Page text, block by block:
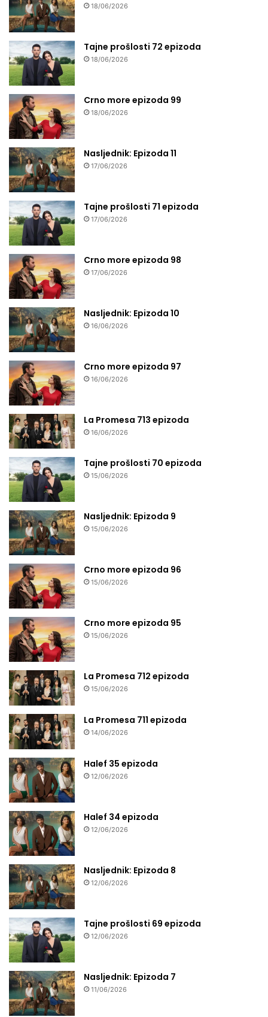
18/06/2026
Tajne prošlosti 72 epizoda
18/06/2026
Crno more epizoda 99
18/06/2026
Nasljednik: Epizoda 11
17/06/2026
Tajne prošlosti 71 epizoda
17/06/2026
Crno more epizoda 98
17/06/2026
Nasljednik: Epizoda 10
16/06/2026
Crno more epizoda 97
16/06/2026
La Promesa 713 epizoda
16/06/2026
Tajne prošlosti 70 epizoda
15/06/2026
Nasljednik: Epizoda 9
15/06/2026
Crno more epizoda 96
15/06/2026
Crno more epizoda 95
15/06/2026
La Promesa 712 epizoda
15/06/2026
La Promesa 711 epizoda
14/06/2026
Halef 35 epizoda
12/06/2026
Halef 34 epizoda
12/06/2026
Nasljednik: Epizoda 8
12/06/2026
Tajne prošlosti 69 epizoda
12/06/2026
Nasljednik: Epizoda 7
11/06/2026